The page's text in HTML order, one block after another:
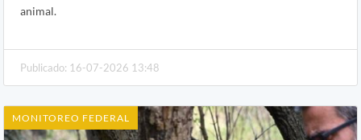
animal.
Publicado: 16-07-2026 13:48
MONITOREO FEDERAL